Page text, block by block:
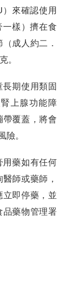
來確認使用
樣）擠在食
成人約二．
。
期使用類固
上腺功能障
帶覆蓋，將會
險。
用藥如有任何
師或藥師，
立即停藥，並
品藥物管理署